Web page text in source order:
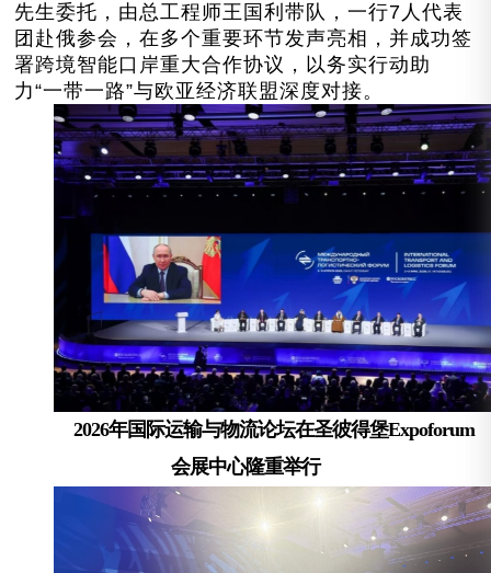
先生委托，由总工程师王国利带队，一行7人代表
团赴俄参会，在多个重要环节发声亮相，并成功签
署跨境智能口岸重大合作协议，以务实行动助
力“一带一路”与欧亚经济联盟深度对接。
2026年国际运输与物流论坛在圣彼得堡Expoforum
会展中心隆重举行